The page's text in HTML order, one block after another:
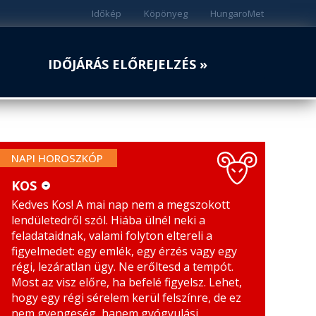
HungaroMet
Köpönyeg
Időkép
IDŐJÁRÁS ELŐREJELZÉS »
NAPI HOROSZKÓP
KOS
BIKA
IKREK
RÁK
MÉRLEG
SKORPIÓ
NYILAS
BAK
KOS
Kedves Kos! A mai nap nem a megszokott
lendületedről szól. Hiába ülnél neki a
feladataidnak, valami folyton eltereli a
figyelmedet: egy emlék, egy érzés vagy egy
régi, lezáratlan ügy. Ne erőltesd a tempót.
Most az visz előre, ha befelé figyelsz. Lehet,
hogy egy régi sérelem kerül felszínre, de ez